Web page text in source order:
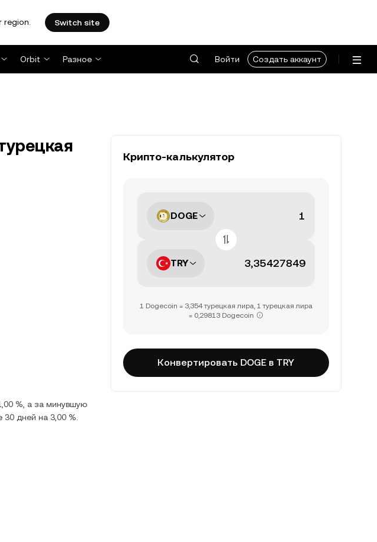
Switch site
Orbit Разное Войти Создать аккаунт
%, а за минувшую
дней на 3,00 %.
Крипто-калькулятор
DOGE
TRY
1 Dogecoin = 3,354 турецкая лира, 1 турецкая лира
= 0,29813 Dogecoin
Конвертировать DOGE в TRY